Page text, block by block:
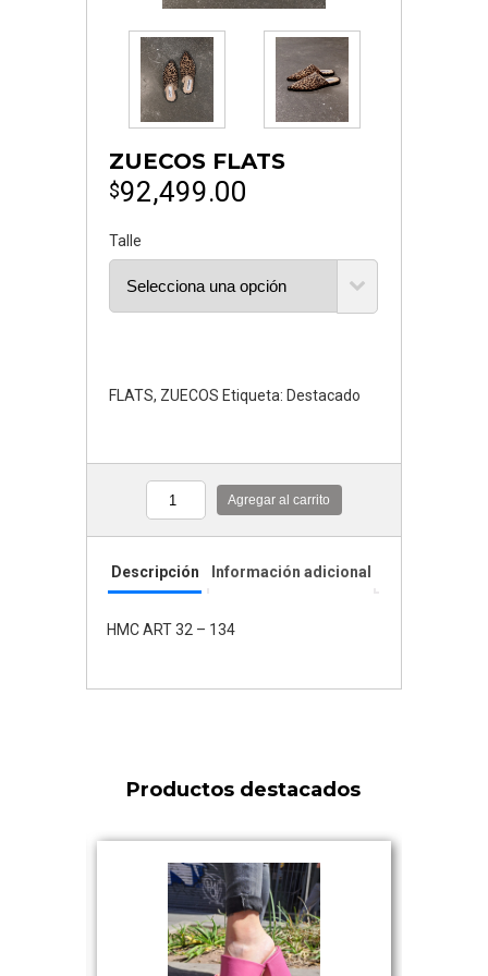
ZUECOS FLATS
$92,499.00
Talle
FLATS, ZUECOS Etiqueta: Destacado
Cantidad Agregar al carrito
Descripción Información adicional
HMC ART 32 – 134
Productos destacados